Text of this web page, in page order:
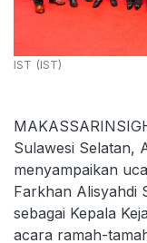
IST (IST)
Sulawesi Selatan,
menyampaikan
Farkhan Alisyahdi
sebagai Kepala
acara ramah-